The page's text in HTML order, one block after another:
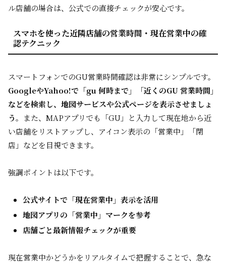
ル店舗の場合は、公式での直接チェックが安心です。
スマホを使った近隣店舗の営業時間・現在営業中の確
認テクニック
スマートフォンでのGU営業時間確認は非常にシンプルです。
GoogleやYahoo!で「gu 何時まで」「近くのGU 営業時間」
などを検索し、地図サービスや公式ページを表示させましょ
う。また、MAPアプリでも「GU」と入力して現在地から近
い店舗をリストアップし、アイコン表示の「営業中」「閉
店」などを目視できます。
強調ポイントは以下です。
公式サイトで「現在営業中」表示を活用
地図アプリの「営業中」マークを参考
店舗ごと最新情報チェックが重要
現在営業中かどうかをリアルタイムで把握することで、急な